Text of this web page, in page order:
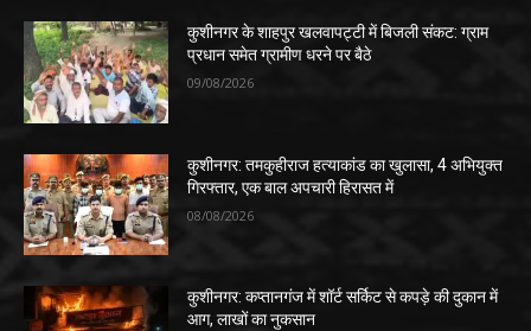
कुशीनगर के शाहपुर खलवापट्टी में बिजली संकट: ग्राम
प्रधान समेत ग्रामीण धरने पर बैठे
09/08/2026
कुशीनगर: तमकुहीराज हत्याकांड का खुलासा, 4 अभियुक्त
गिरफ्तार, एक बाल अपचारी हिरासत में
08/08/2026
कुशीनगर: कप्तानगंज में शॉर्ट सर्किट से कपड़े की दुकान में
आग, लाखों का नुकसान